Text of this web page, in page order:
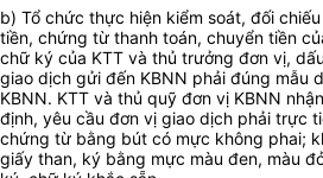
b) Tổ chức thực hiện kiểm soát, đối
tiền, chứng từ thanh toán, chuyển tiền
chữ ký của KTT và thủ trưởng đơn vị,
giao dịch gửi đến KBNN phải đúng mẫu
KBNN. KTT và thủ quỹ đơn vị KBNN
định, yêu cầu đơn vị giao dịch phải trực
chứng từ bằng bút có mực không phai;
giấy than, ký bằng mực màu đen, màu